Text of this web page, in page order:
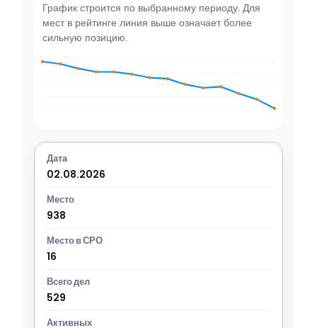
График строится по выбранному периоду. Для
мест в рейтинге линия выше означает более
сильную позицию.
02.08.2026
938
16
529